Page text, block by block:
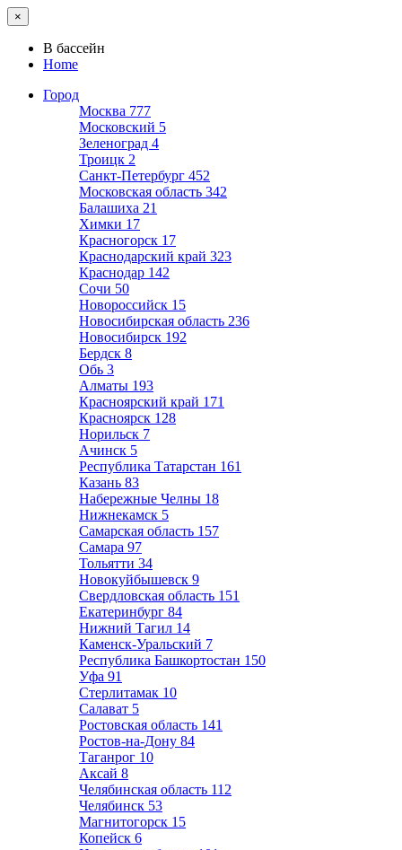
×
В бассейн
Home
Город
Москва 777
Московский 5
Зеленоград 4
Троицк 2
Санкт-Петербург 452
Московская область 342
Балашиха 21
Химки 17
Красногорск 17
Краснодарский край 323
Краснодар 142
Сочи 50
Новороссийск 15
Новосибирская область 236
Новосибирск 192
Бердск 8
Обь 3
Алматы 193
Красноярский край 171
Красноярск 128
Норильск 7
Ачинск 5
Республика Татарстан 161
Казань 83
Набережные Челны 18
Нижнекамск 5
Самарская область 157
Самара 97
Тольятти 34
Новокуйбышевск 9
Свердловская область 151
Екатеринбург 84
Нижний Тагил 14
Каменск-Уральский 7
Республика Башкортостан 150
Уфа 91
Стерлитамак 10
Салават 5
Ростовская область 141
Ростов-на-Дону 84
Таганрог 10
Аксай 8
Челябинская область 112
Челябинск 53
Магнитогорск 15
Копейск 6